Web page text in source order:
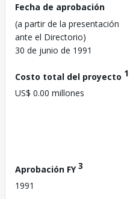
Fecha de aprobación
(a partir de la presentación
ante el Directorio)
30 de junio de 1991
Costo total del proyecto 1
US$ 0.00 millones
Aprobación FY3
1991